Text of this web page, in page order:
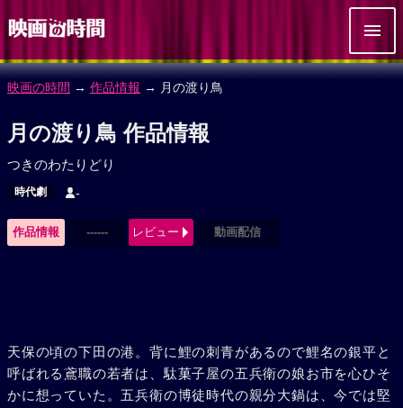
映画の時間 → 作品情報 → 月の渡り鳥
月の渡り鳥 作品情報
つきのわたりどり
時代劇 -
作品情報 ------ レビュー 動画配信
天保の頃の下田の港。背に鯉の刺青があるので鯉名の銀平と
呼ばれる鳶職の若者は、駄菓子屋の五兵衛の娘お市を心ひそ
かに想っていた。五兵衛の博徒時代の親分大鍋は、今では堅